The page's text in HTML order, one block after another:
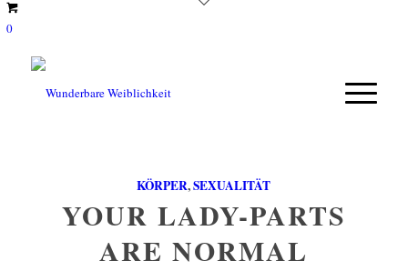
0
KÖRPER,SEXUALITÄT
YOUR LADY-PARTS
ARE NORMAL